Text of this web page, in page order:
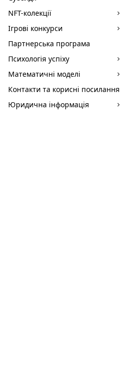
NFT-колекції
Ігрові конкурси
Партнерська програма
Психологія успіху
Математичні моделі
Контакти та корисні посилання
Юридична інформація